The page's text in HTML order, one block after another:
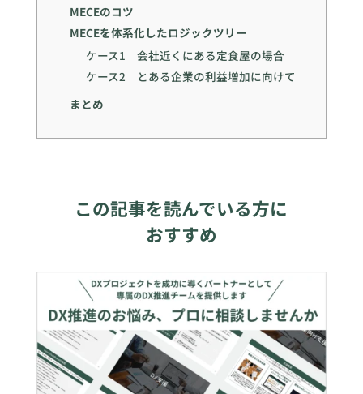
MECEのコツ
MECEを体系化したロジックツリー
ケース1 会社近くにある定食屋の場合
ケース2 とある企業の利益増加に向けて
まとめ
この記事を読んでいる方に
おすすめ